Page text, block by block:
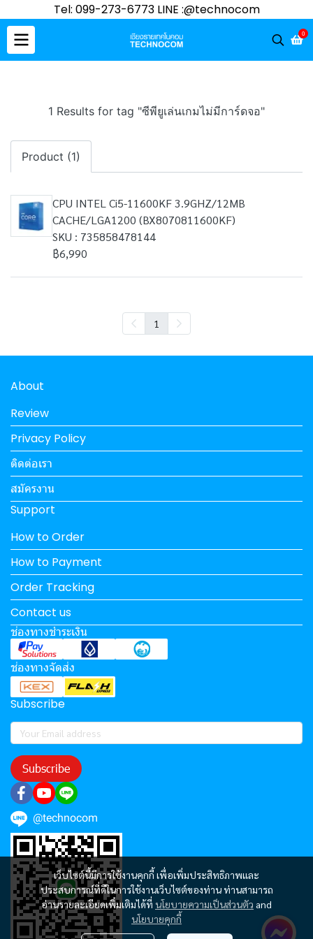
Tel: 099-273-6773 LINE :@technocom
0
1 Results for tag "ซีพียูเล่นเกมไม่มีการ์ดจอ"
Product (1)
CPU INTEL Ci5-11600KF 3.9GHZ/12MB
CACHE/LGA1200 (BX8070811600KF)
SKU : 735858478144
฿6,990
1
เว็บไซต์นี้มีการใช้งานคุกกี้ เพื่อเพิ่มประสิทธิภาพและ
ประสบการณ์ที่ดีในการใช้งานเว็บไซต์ของท่าน ท่านสามารถ
อ่านรายละเอียดเพิ่มเติมได้ที่ นโยบายความเป็นส่วนตัว and
นโยบายคุกกี้
About
Review
Privacy Policy
ติดต่อเรา
สมัครงาน
Support
How to Order
How to Payment
Order Tracking
Contact us
ช่องทางชำระเงิน
ช่องทางจัดส่ง
Subscribe
Subscribe
@technocom